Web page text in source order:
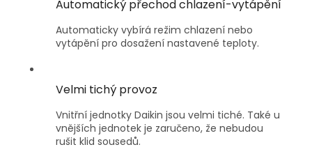
Automatický přechod chlazení-vytápění
Automaticky vybírá režim chlazení nebo
vytápění pro dosažení nastavené teploty.
Velmi tichý provoz
Vnitřní jednotky Daikin jsou velmi tiché. Také u
vnějších jednotek je zaručeno, že nebudou
rušit klid sousedů.